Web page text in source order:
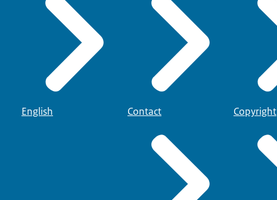
English Contact Copyright